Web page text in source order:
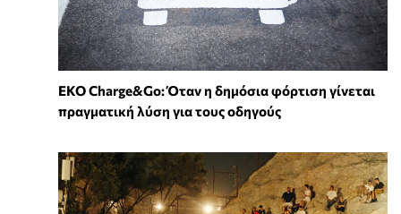
EKO Charge&Go: Όταν η δημόσια φόρτιση γίνεται
πραγματική λύση για τους οδηγούς